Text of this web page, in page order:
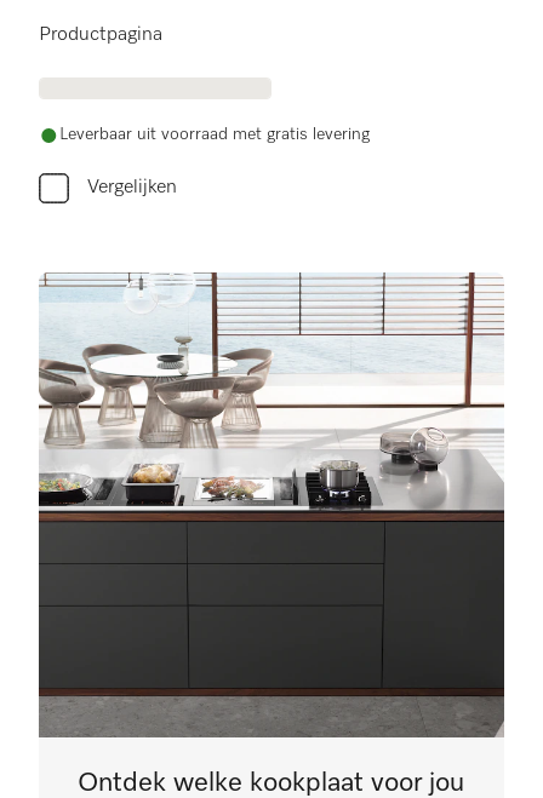
Productpagina
Leverbaar uit voorraad met gratis levering
Vergelijken
Ontdek welke kookplaat voor jou